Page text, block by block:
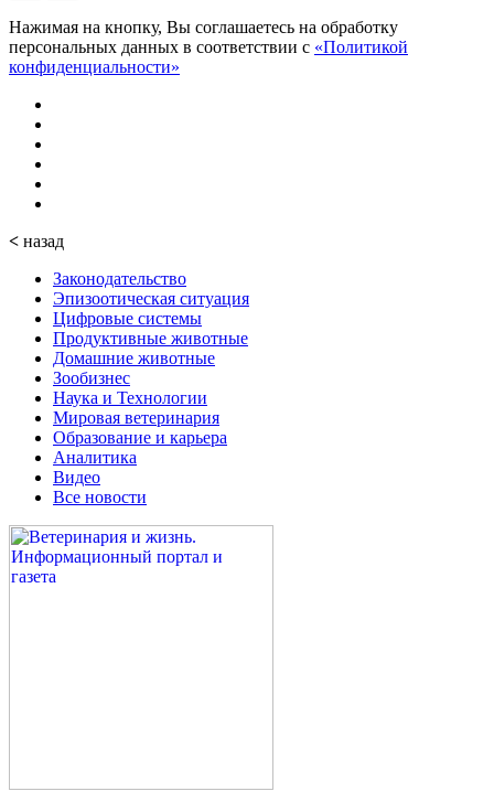
Нажимая на кнопку, Вы соглашаетесь на обработку
персональных данных в соответствии с «Политикой
конфиденциальности»
< назад
Законодательство
Эпизоотическая ситуация
Цифровые системы
Продуктивные животные
Домашние животные
Зообизнес
Наука и Технологии
Мировая ветеринария
Образование и карьера
Аналитика
Видео
Все новости